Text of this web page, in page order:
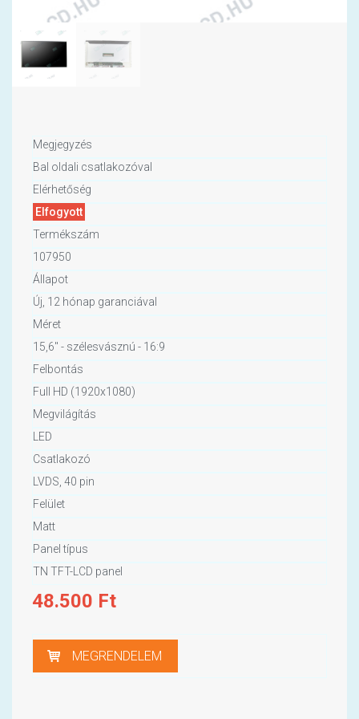
Megjegyzés
Bal oldali csatlakozóval
Elérhetőség
Elfogyott
Termékszám
107950
Állapot
Új, 12 hónap garanciával
Méret
15,6" - szélesvásznú - 16:9
Felbontás
Full HD (1920x1080)
Megvilágítás
LED
Csatlakozó
LVDS, 40 pin
Felület
Matt
Panel típus
TN TFT-LCD panel
48.500 Ft
MEGRENDELEM